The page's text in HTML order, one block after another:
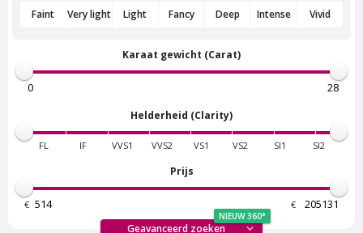
Van Amstel
Beatrixpark
Van Amstel Amstelpark
€ 500excl. BTW
Faint Very light Light Fancy Deep Intense Vivid
Karaat gewicht (Carat)
Helderheid (Clarity)
FL IF VVS1 VVS2 VS1 VS2 SI1 SI2
Prijs
€ €
Geavanceerd zoeken
NIEUW 360°